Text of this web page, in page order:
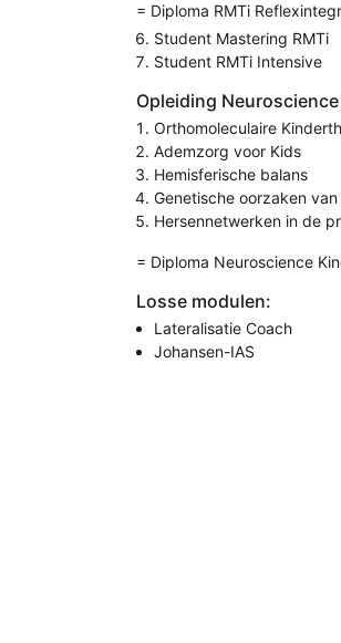
= Diploma RMTi
Student Mastering RMTi
Student RMTi Intensive
Opleiding
Orthomoleculaire
Ademzorg voor Kids
Hemisferische balans
Genetische oorzaken
Hersennetwerken in de
= Diploma Neuroscience
Losse modulen:
Lateralisatie Coach
Johansen-IAS